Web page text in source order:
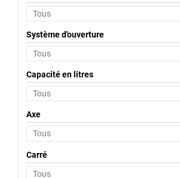
Système d'ouverture
Capacité en litres
Axe
Carré